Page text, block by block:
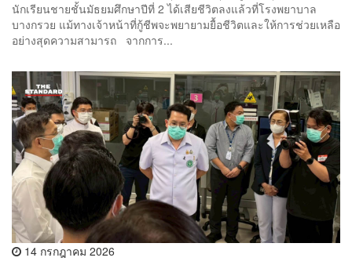
นักเรียนชายชั้นมัธยมศึกษาปีที่ 2 ได้เสียชีวิตลงแล้วที่โรงพยาบาล
บางกรวย แม้ทางเจ้าหน้าที่กู้ชีพจะพยายามยื้อชีวิตและให้การช่วยเหลือ
อย่างสุดความสามารถ จากการ...
14 กรกฎาคม 2026